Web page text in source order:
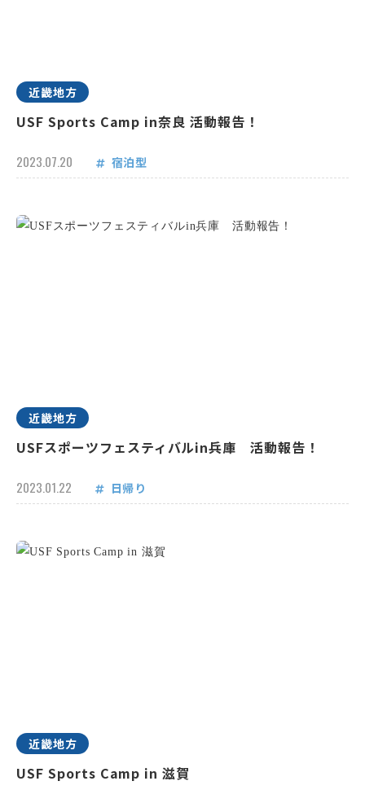
近畿地方
USF Sports Camp in奈良 活動報告！
2023.07.20 宿泊型
近畿地方
USFスポーツフェスティバルin兵庫 活動報告！
2023.01.22 日帰り
近畿地方
USF Sports Camp in 滋賀